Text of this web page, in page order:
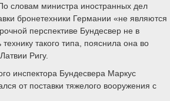
словам министра иностранных дел
бронетехники Германии «не являются
перспективе Бундесвер не в
такого типа, пояснила она во
Ригу.
инспектора Бундесвера Маркус
от поставки тяжелого вооружения с